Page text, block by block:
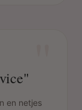
en netjes